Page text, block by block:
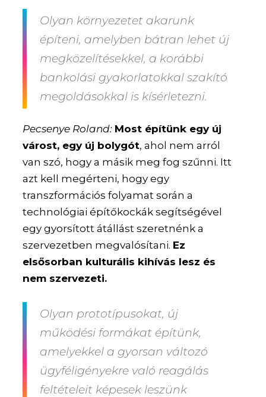
Olyan környezetet akarunk
építeni, amelyben bátran lehet új
megközelítésekkel, a korábbi
bankolási gyakorlatokkal szakító
megoldásokkal is kísérletezni.
Pecsenye Roland: Most építünk egy új
várost, egy új bolygót, ahol nem arról
van szó, hogy a másik meg fog szűnni. Itt
azt kell megérteni, hogy egy
transzformációs folyamat során a
technológiai építőkockák segítségével
egy gyorsított átállást szeretnénk a
szervezetben megvalósítani. Ez
elsősorban kulturális kihívás lesz és
nem szervezeti.
Olyan prototípusokat, új
működési formákat építünk,
amelyekkel a gyorsan változó
ügyféligényekre való reagálás
feltételeit képesek leszünk